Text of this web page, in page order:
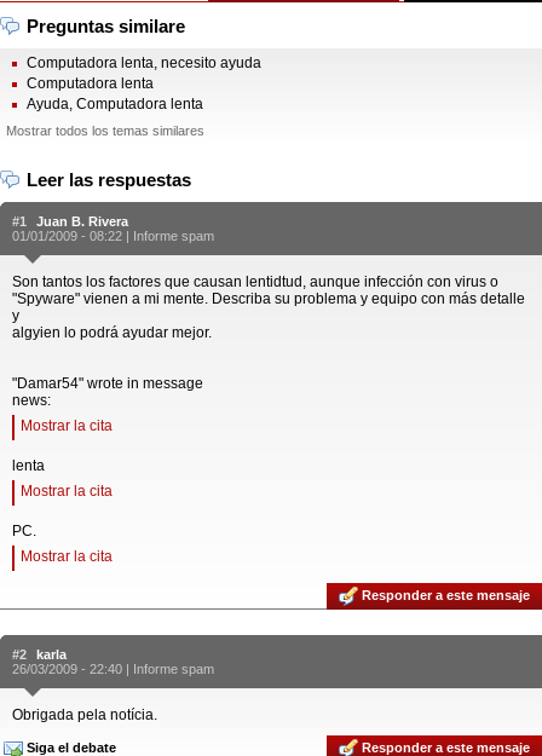
Preguntas similare
Computadora lenta, necesito ayuda
Computadora lenta
Ayuda, Computadora lenta
Mostrar todos los temas similares
Leer las respuestas
#1
Juan B. Rivera
01/01/2009 - 08:22 | Informe spam
Son tantos los factores que causan lentidtud, aunque infección con virus o
"Spyware" vienen a mi mente. Describa su problema y equipo con más detalle
y
algyien lo podrá ayudar mejor.
"Damar54" wrote in message
news:
Mostrar la cita
lenta
Mostrar la cita
PC.
Mostrar la cita
Responder a este mensaje
#2
karla
26/03/2009 - 22:40 | Informe spam
Obrigada pela notícia.
Siga el debate Responder a este mensaje